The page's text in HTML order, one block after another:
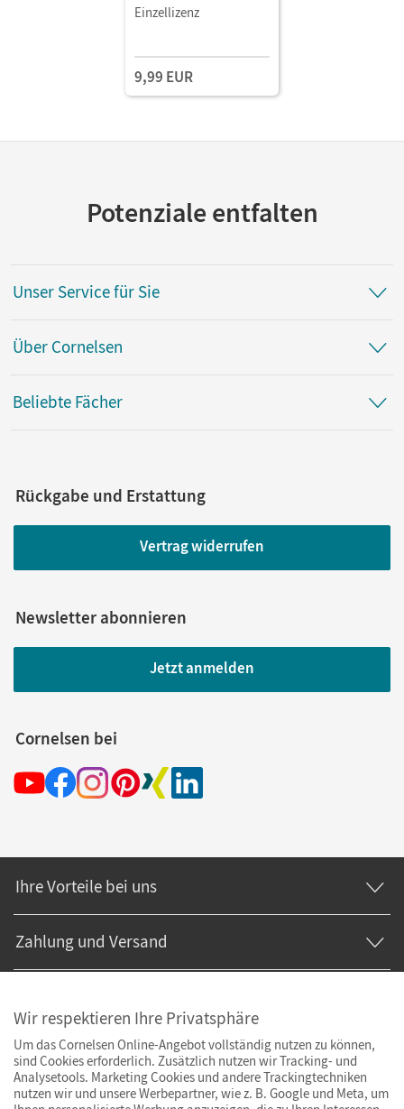
Einzellizenz
9,99 EUR
Potenziale entfalten
Unser Service für Sie
Über Cornelsen
Beliebte Fächer
Rückgabe und Erstattung
Vertrag widerrufen
Newsletter abonnieren
Jetzt anmelden
Cornelsen bei
Ihre Vorteile bei uns
Zahlung und Versand
Wir respektieren Ihre Privatsphäre
Um das Cornelsen Online-Angebot vollständig nutzen zu können,
sind Cookies erforderlich. Zusätzlich nutzen wir Tracking- und
Analysetools. Marketing Cookies und andere Trackingtechniken
nutzen wir und unsere Werbepartner, wie z. B. Google und Meta, um